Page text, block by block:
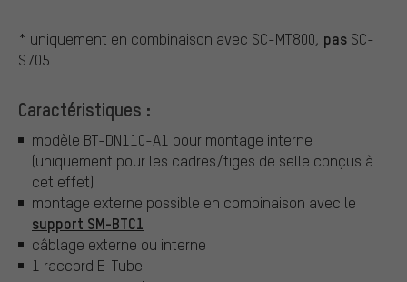
* uniquement en combinaison avec SC-MT800, pas SC-
S705
Caractéristiques :
modèle BT-DN110-A1 pour montage interne
(uniquement pour les cadres/tiges de selle conçus à
cet effet)
montage externe possible en combinaison avec le
support SM-BTC1
câblage externe ou interne
1 raccord E-Tube